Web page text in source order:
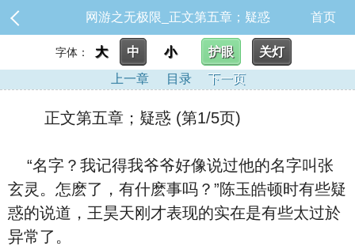
网游之无极限_正文第五章；疑惑 首页
字体： 大 中 小 护眼
关灯
上一章
目录 下一页
正文第五章；疑惑 (第1/5页)
“名字？我记得我爷爷好像说过他的名字叫张
玄灵。怎麽了，有什麽事吗？”陈玉皓顿时有些疑
惑的说道，王昊天刚才表现的实在是有些太过於
异常了。